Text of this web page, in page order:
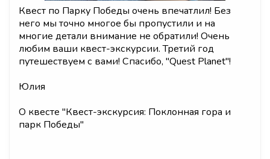
Квест по Парку Победы очень впечатлил! Без
него мы точно многое бы пропустили и на
многие детали внимание не обратили! Очень
любим ваши квест-экскурсии. Третий год
путешествуем с вами! Спасибо, "Quest Planet"!
Юлия
О квесте "Квест-экскурсия: Поклонная гора и
парк Победы"